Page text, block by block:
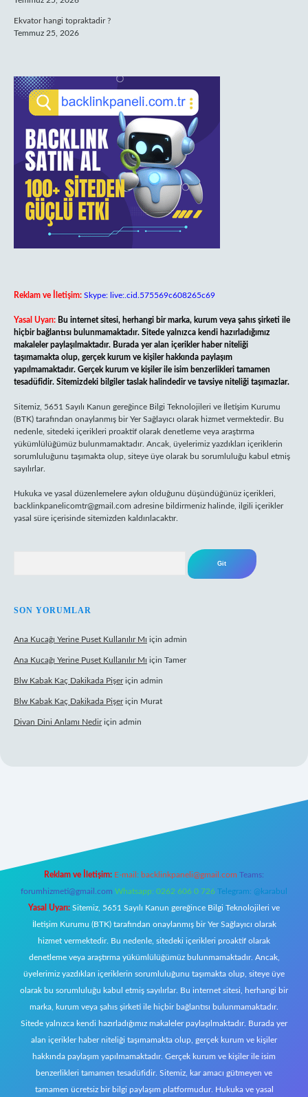
Ekvator hangi topraktadir ?
Temmuz 25, 2026
Reklam ve İletişim: Skype: live:.cid.575569c608265c69
Yasal Uyarı: Bu internet sitesi, herhangi bir marka, kurum veya şahıs şirketi ile
hiçbir bağlantısı bulunmamaktadır. Sitede yalnızca kendi hazırladığımız
makaleler paylaşılmaktadır. Burada yer alan içerikler haber niteliği
taşımamakta olup, gerçek kurum ve kişiler hakkında paylaşım
yapılmamaktadır. Gerçek kurum ve kişiler ile isim benzerlikleri tamamen
tesadüfidir. Sitemizdeki bilgiler taslak halindedir ve tavsiye niteliği taşımazlar.
Sitemiz, 5651 Sayılı Kanun gereğince Bilgi Teknolojileri ve İletişim Kurumu
(BTK) tarafından onaylanmış bir Yer Sağlayıcı olarak hizmet vermektedir. Bu
nedenle, sitedeki içerikleri proaktif olarak denetleme veya araştırma
yükümlülüğümüz bulunmamaktadır. Ancak, üyelerimiz yazdıkları içeriklerin
sorumluluğunu taşımakta olup, siteye üye olarak bu sorumluluğu kabul etmiş
sayılırlar.
Hukuka ve yasal düzenlemelere aykırı olduğunu düşündüğünüz içerikleri,
backlinkpanelicomtr@gmail.com adresine bildirmeniz halinde, ilgili içerikler
yasal süre içerisinde sitemizden kaldırılacaktır.
SON YORUMLAR
Ana Kucağı Yerine Puset Kullanılır Mı için admin
Ana Kucağı Yerine Puset Kullanılır Mı için Tamer
Blw Kabak Kaç Dakikada Pişeriçin admin
Blw Kabak Kaç Dakikada Pişeriçin Murat
Divan Dini Anlamı Nediriçin admin
Reklam ve İletişim: E-mail: backlinkpaneli@gmail.com Teams:
forumhizmeti@gmail.com Whatsapp: 0262 606 0 726 Telegram: @karabul
Yasal Uyarı: Sitemiz, 5651 Sayılı Kanun gereğince Bilgi Teknolojileri ve
İletişim Kurumu (BTK) tarafından onaylanmış bir Yer Sağlayıcı olarak
hizmet vermektedir. Bu nedenle, sitedeki içerikleri proaktif olarak
denetleme veya araştırma yükümlülüğümüz bulunmamaktadır. Ancak,
üyelerimiz yazdıkları içeriklerin sorumluluğunu taşımakta olup, siteye üye
olarak bu sorumluluğu kabul etmiş sayılırlar. Bu internet sitesi, herhangi bir
marka, kurum veya şahıs şirketi ile hiçbir bağlantısı bulunmamaktadır.
Sitede yalnızca kendi hazırladığımız makaleler paylaşılmaktadır. Burada yer
alan içerikler haber niteliği taşımamakta olup, gerçek kurum ve kişiler
hakkında paylaşım yapılmamaktadır. Gerçek kurum ve kişiler ile isim
benzerlikleri tamamen tesadüfidir. Sitemiz, kar amacı gütmeyen ve
tamamen ücretsiz bir bilgi paylaşım platformudur. Hukuka ve yasal